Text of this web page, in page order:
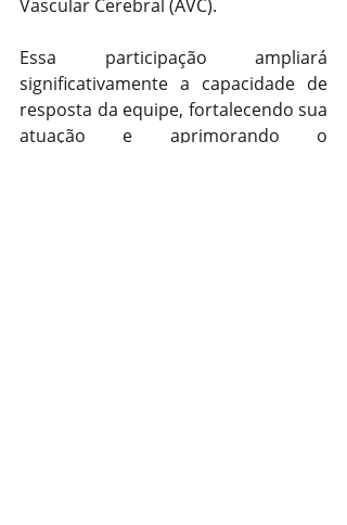
Vascular Cerebral (AVC).
Essa participação ampliará
significativamente a capacidade de
resposta da equipe, fortalecendo sua
atuação e aprimorando o